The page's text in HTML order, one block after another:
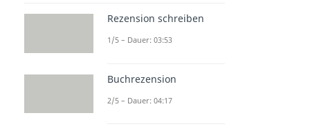
Rezension schreiben
1/5 – Dauer: 03:53
Buchrezension
2/5 – Dauer: 04:17